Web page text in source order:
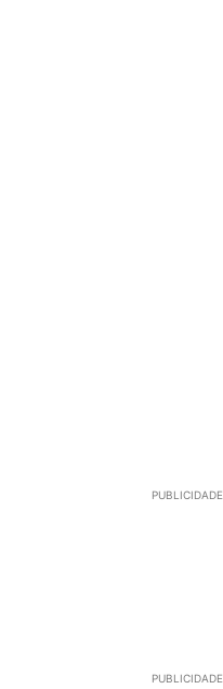
PUBLICIDADE
PUBLICIDADE